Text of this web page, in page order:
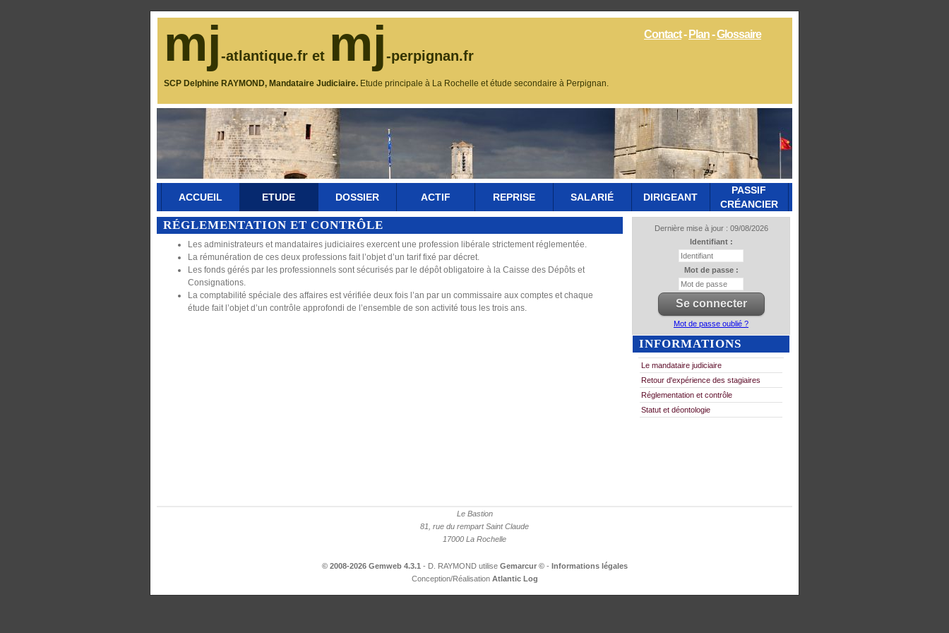
mj-atlantique.fr et mj-perpignan.fr
SCP Delphine RAYMOND, Mandataire Judiciaire. Etude principale à La Rochelle et étude secondaire à Perpignan.
Contact- Plan-Glossaire
ACCUEIL ETUDE DOSSIER ACTIF REPRISE SALARIÉ DIRIGEANT
PASSIF
CRÉANCIER
Dernière mise à jour : 09/08/2026
Identifiant :
Mot de passe :
Mot de passe oublié ?
INFORMATIONS
Le mandataire judiciaire
Retour d'expérience des stagiaires
Réglementation et contrôle
Statut et déontologie
RÉGLEMENTATION ET CONTRÔLE
Les administrateurs et mandataires judiciaires exercent une profession libérale strictement réglementée.
La rémunération de ces deux professions fait l’objet d’un tarif fixé par décret.
Les fonds gérés par les professionnels sont sécurisés par le dépôt obligatoire à la Caisse des Dépôts et
Consignations.
La comptabilité spéciale des affaires est vérifiée deux fois l’an par un commissaire aux comptes et chaque
étude fait l’objet d’un contrôle approfondi de l’ensemble de son activité tous les trois ans.
Le Bastion
81, rue du rempart Saint Claude
17000 La Rochelle
© 2008-2026 Gemweb 4.3.1 - D. RAYMOND utilise Gemarcur © - Informations légales
Conception/Réalisation Atlantic Log